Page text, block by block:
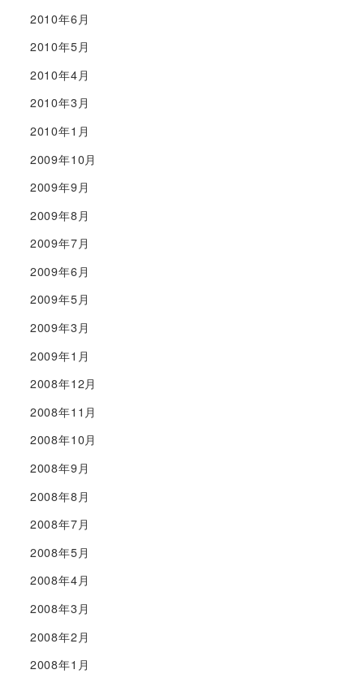
2010年6月
2010年5月
2010年4月
2010年3月
2010年1月
2009年10月
2009年9月
2009年8月
2009年7月
2009年6月
2009年5月
2009年3月
2009年1月
2008年12月
2008年11月
2008年10月
2008年9月
2008年8月
2008年7月
2008年5月
2008年4月
2008年3月
2008年2月
2008年1月